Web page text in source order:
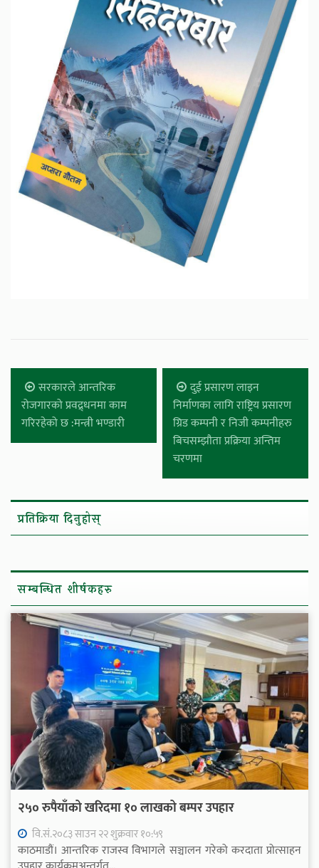
सरकारले आन्तरिक
रोजगारको प्रवद्र्धनमा काम
गरिरहेको छ :मन्त्री भण्डारी
दुई प्रसारण लाइन
निर्माणका लागि राष्ट्रिय प्रसारण
ग्रिड कम्पनी र निजी कम्पनीहरु
बिचसम्झौता प्रक्रिया अन्तिम
चरणमा
प्रतिक्रिया दिनुहोस्
सम्बन्धित शीर्षकहरु
२५० रुपैयाँको खरिदमा १० लाखको बम्पर उपहार
वि.सं.२०८३ साउन २२ शुक्रवार १०:५९
काठमाडौं। आन्तरिक राजस्व विभागले सञ्चालन गरेको करदाता प्रोत्साहन